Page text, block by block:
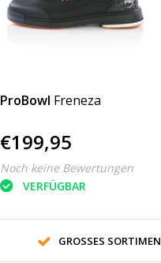
ProBowl Freneza
€199,95
Noch keine Bewertungen
VERFÜGBAR
GROSSES SORTIMENT